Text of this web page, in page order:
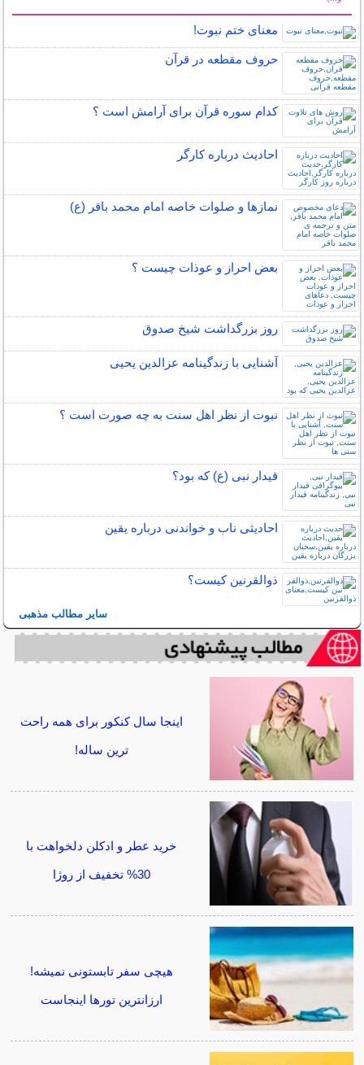
معنای ختم نبوت!
حروف مقطعه در قرآن
کدام سوره قرآن برای آرامش است ؟
احادیث درباره کارگر
نمازها و صلوات خاصه امام محمد باقر (ع)
بعض احراز و عوذات چیست ؟
روز بزرگداشت شيخ صدوق
آشنایی با زندگینامه عزالدین یحیی
نبوت از نظر اهل سنت به چه صورت است ؟
قیدار نبی (ع) که بود؟
احادیثی ناب و خواندنی درباره یقین
ذوالقرنین کیست؟
سایر مطالب مذهبی
اینجا سال کنکور برای همه راحت
ترین ساله!
خرید عطر و ادکلن دلخواهت با
30% تخفیف از روژا
هیچی سفر تابستونی نمیشه!
ارزانترین تورها اینجاست